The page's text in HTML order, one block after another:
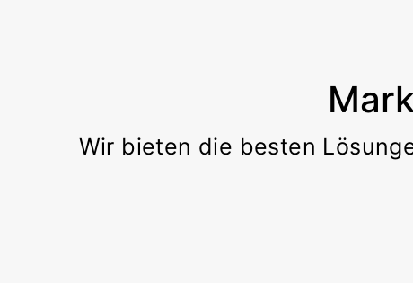
Wir bieten die besten